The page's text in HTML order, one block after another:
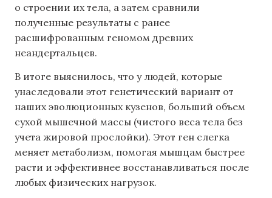
о строении их тела, а затем сравнили
полученные результаты с ранее
расшифрованным геномом древних
неандертальцев.
В итоге выяснилось, что у людей, которые
унаследовали этот генетический вариант от
наших эволюционных кузенов, больший объем
сухой мышечной массы (чистого веса тела без
учета жировой прослойки). Этот ген слегка
меняет метаболизм, помогая мышцам быстрее
расти и эффективнее восстанавливаться после
любых физических нагрузок.